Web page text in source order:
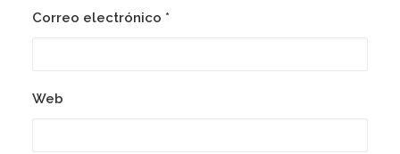
Correo electrónico *
Web